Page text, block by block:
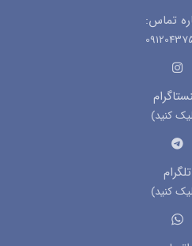
تماس:
کنید)
تلگرام
کنید)